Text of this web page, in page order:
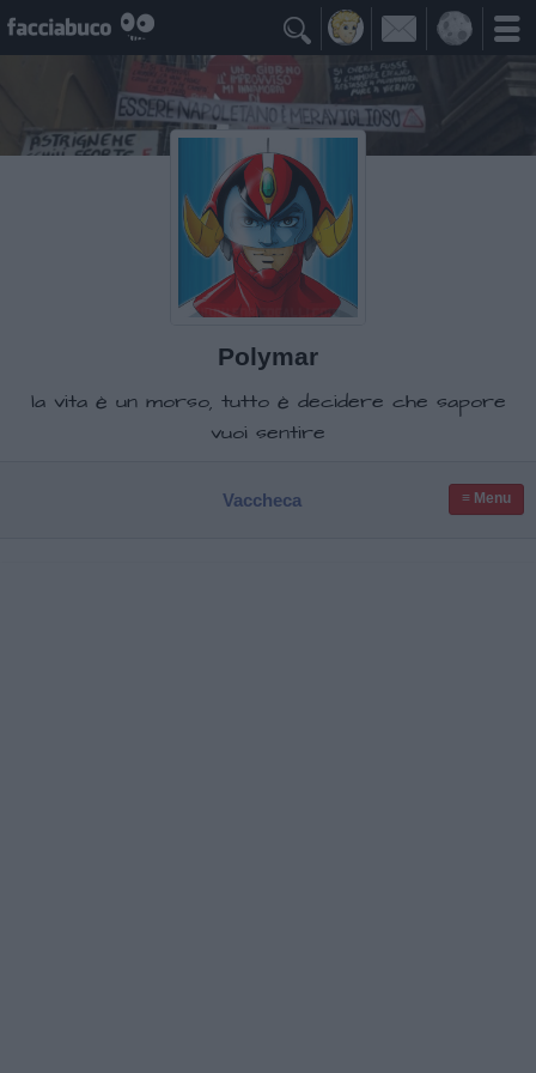

Polymar
la vita è un morso, tutto è decidere che sapore
vuoi sentire
Vaccheca ≡ Menu